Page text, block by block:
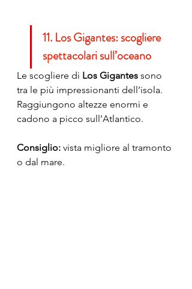
11. Los Gigantes: scogliere
spettacolari sull’oceano
Le scogliere di Los Gigantes sono
tra le più impressionanti dell’isola.
Raggiungono altezze enormi e
cadono a picco sull’Atlantico.
Consiglio: vista migliore al tramonto
o dal mare.